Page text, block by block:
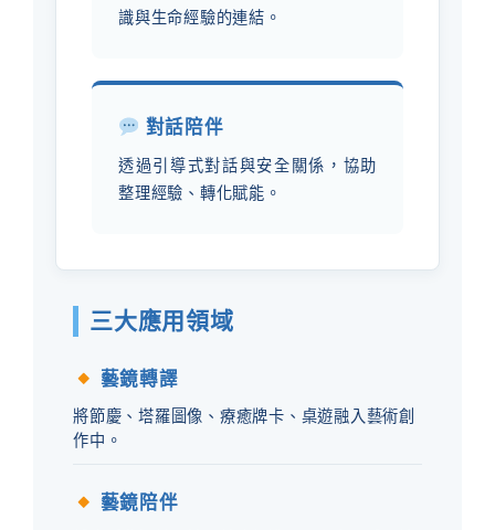
識與生命經驗的連結。
對話陪伴
透過引導式對話與安全關係，協助
整理經驗、轉化賦能。
三大應用領域
藝鏡轉譯
將節慶、塔羅圖像、療癒牌卡、桌遊融入藝術創
作中。
藝鏡陪伴